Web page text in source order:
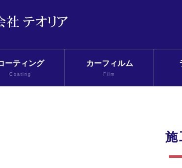
ーティング
Coating
カーフィルム
Film